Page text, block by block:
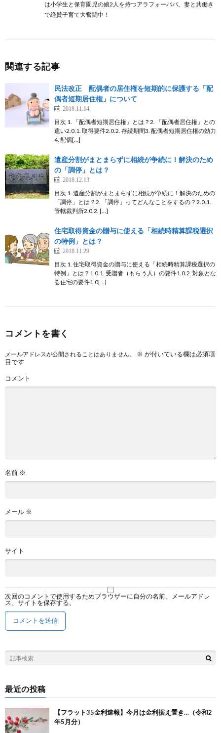
は小学生と保育園児の娘2人を持つアラフォーパパ。妻と共働き
で絶賛子育て大奮闘中！
関連する記事
民法改正 配偶者の居住権を短期的に保護する「配
偶者短期居住権」について
2018.11.14
目次 1. 「配偶者短期居住権」とは？2. 「配偶者居住権」との
違い2.0.1. 取得要件2.0.2. 存続期間3. 配偶者短期居住権の効力
4. 配偶[…]
遺産分割がまとまらずに相続が争続に！解決のため
の「調停」とは？
2018.12.13
目次 1. 遺産分割がまとまらずに相続が争続に！解決のための
「調停」とは？2. 「調停」ってどんなことをするの？2.0.1.
管轄裁判所2.0.2. […]
住宅取得資金の贈与に使える「相続時精算課税選択
の特例」とは？
2018.11.29
目次 1. 住宅取得資金の贈与に使える「相続時精算課税選択の
特例」とは？1.0.1. 受贈者（もらう人）の要件1.0.2. 対象とな
る住宅の要件1.0[…]
コメントを書く
メールアドレスが公開されることはありません。 ※ が付いている欄は必須項
目です
コメント
名前 ※
メール ※
サイト
次回のコメントで使用するためブラウザーに自分の名前、メールアドレ
ス、サイトを保存する。
最近の投稿
【フラット35金利速報】今月は金利据え置き…（令和2
年5月分）